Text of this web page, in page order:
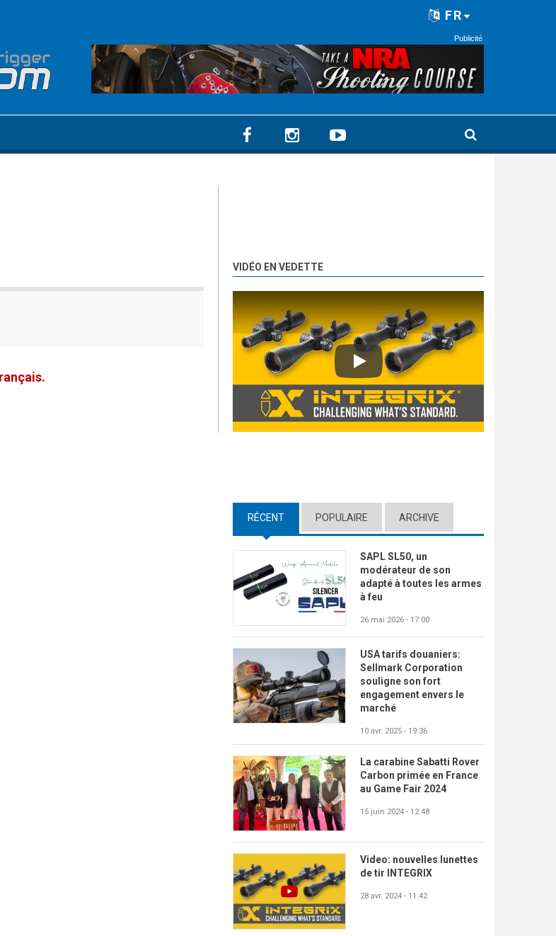
FR
Publicité
VIDÉO EN VEDETTE
Play
RÉCENT (ACTIVE TAB)
POPULAIRE ARCHIVE
SAPL SL50, un
modérateur de son
adapté à toutes les armes
à feu
26 mai 2026 - 17:00
USA tarifs douaniers:
Sellmark Corporation
souligne son fort
engagement envers le
marché
10 avr. 2025 - 19:36
La carabine Sabatti Rover
Carbon primée en France
au Game Fair 2024
15 juin 2024 - 12:48
Video: nouvelles lunettes
de tir INTEGRIX
28 avr. 2024 - 11:42